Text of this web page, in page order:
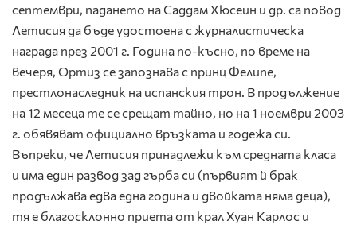
септември, падането на Саддам Хюсеин и др. са повод
Летисия да бъде удостоена с журналистическа
награда през 2001 г. Година по-късно, по време на
вечеря, Ортиз се запознава с принц Фелипе,
престлонаследник на испанския трон. В продължение
на 12 месеца те се срещат тайно, но на 1 ноември 2003
г. обявяват официално връзката и годежа си.
Въпреки, че Летисия принадлежи към средната класа
и има един развод зад гърба си (първият й брак
продължава едва една година и двойката няма деца),
тя е благосклонно приета от крал Хуан Карлос и